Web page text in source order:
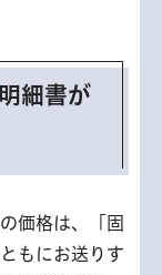
細書が
価格は、「固
もにお送りす